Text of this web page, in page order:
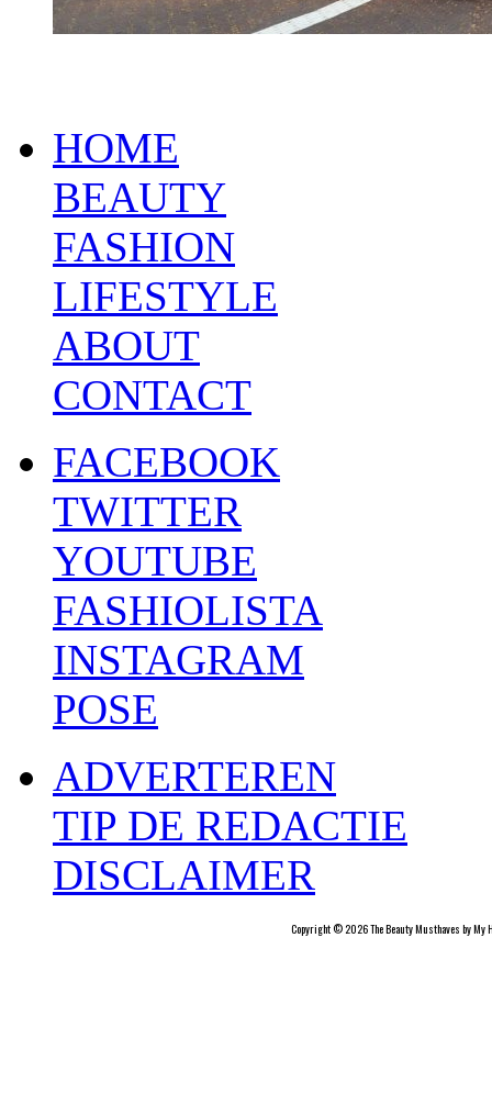
HOME
BEAUTY
FASHION
LIFESTYLE
ABOUT
CONTACT
FACEBOOK
TWITTER
YOUTUBE
FASHIOLISTA
INSTAGRAM
POSE
ADVERTEREN
TIP DE REDACTIE
DISCLAIMER
Copyright © 2026 The Beauty Musthaves by My